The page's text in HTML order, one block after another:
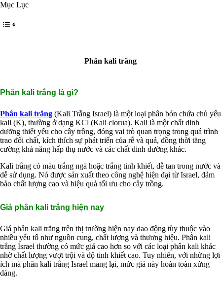
DUNG MÔI CÔNG NGHIỆP
Pha sơn dầu
Pha sơn tĩnh điện
HƯƠNG LIỆU TINH DẦU
HÓA CHẤT CÔNG NGHIỆP
Axit
Hóa chất khác
Kiềm
Kim loại màu
Oxit kim loại
HÓA CHẤT THÍ NGHIỆM
Thiết bị phòng thí nghiệm
HÓA CHẤT NÔNG NGHIỆP
Chế phẩm sinh học
Nguyên liệu chăn nuôi
HÓA CHẤT XÂY DỰNG
Chống thấm sika
Silicone Dow Corning
Mục Lục
Phân kali trắng
Phân kali trắng là gì?
Phân kali trắng (Kali Trắng Israel) là một loại phân bón chứa chủ yếu
kali (K), thường ở dạng KCl (Kali clorua). Kali là một chất dinh
dưỡng thiết yếu cho cây trồng, đóng vai trò quan trọng trong quá trình
trao đổi chất, kích thích sự phát triển của rễ và quả, đồng thời tăng
cường khả năng hấp thụ nước và các chất dinh dưỡng khác.
Kali trắng có màu trắng ngà hoặc trắng tinh khiết, dễ tan trong nước và
dễ sử dụng. Nó được sản xuất theo công nghệ hiện đại từ Israel, đảm
bảo chất lượng cao và hiệu quả tối ưu cho cây trồng.
Giá phân kali trắng hiện nay
Giá phân kali trắng trên thị trường hiện nay dao động tùy thuộc vào
nhiều yếu tố như nguồn cung, chất lượng và thương hiệu. Phân kali
trắng Israel thường có mức giá cao hơn so với các loại phân kali khác
nhờ chất lượng vượt trội và độ tinh khiết cao. Tuy nhiên, với những lợi
ích mà phân kali trắng Israel mang lại, mức giá này hoàn toàn xứng
đáng.